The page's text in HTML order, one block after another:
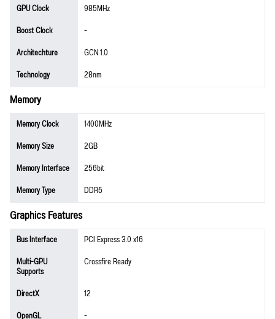
GPU Clock
985MHz
Boost Clock
-
Architechture
GCN 1.0
Technology
28nm
Memory
Memory Clock
1400MHz
Memory Size
2GB
Memory Interface
256bit
Memory Type
DDR5
Graphics Features
Bus Interface
PCI Express 3.0 x16
Multi-GPU
Supports
Crossfire Ready
DirectX
12